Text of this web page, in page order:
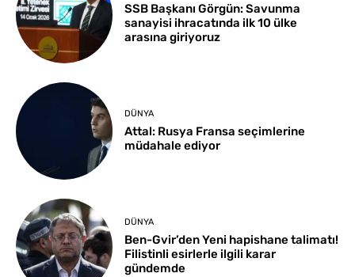
SSB Başkanı Görgün: Savunma
sanayisi ihracatında ilk 10 ülke
arasına giriyoruz
DÜNYA
Attal: Rusya Fransa seçimlerine
müdahale ediyor
DÜNYA
Ben-Gvir’den Yeni hapishane talimatı!
Filistinli esirlerle ilgili karar
gündemde